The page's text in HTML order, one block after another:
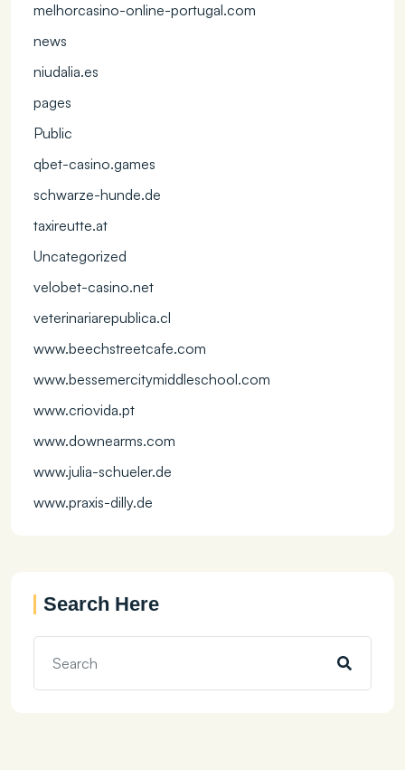
melhorcasino-online-portugal.com
news
niudalia.es
pages
Public
qbet-casino.games
schwarze-hunde.de
taxireutte.at
Uncategorized
velobet-casino.net
veterinariarepublica.cl
www.beechstreetcafe.com
www.bessemercitymiddleschool.com
www.criovida.pt
www.downearms.com
www.julia-schueler.de
www.praxis-dilly.de
Search Here